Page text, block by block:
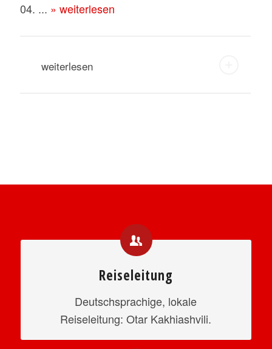
04. ... » weiterlesen
weiterlesen
Reiseleitung
Deutschsprachige, lokale
Reiseleitung: Otar Kakhiashvili.